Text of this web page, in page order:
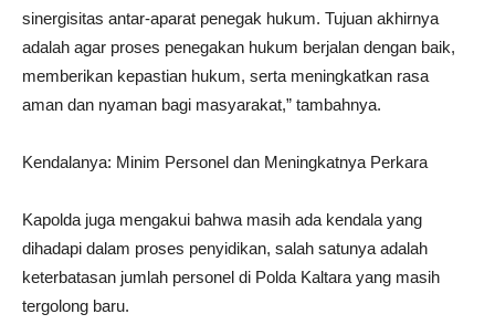
sinergisitas antar-aparat penegak hukum. Tujuan akhirnya
adalah agar proses penegakan hukum berjalan dengan baik,
memberikan kepastian hukum, serta meningkatkan rasa
aman dan nyaman bagi masyarakat,” tambahnya.
Kendalanya: Minim Personel dan Meningkatnya Perkara
Kapolda juga mengakui bahwa masih ada kendala yang
dihadapi dalam proses penyidikan, salah satunya adalah
keterbatasan jumlah personel di Polda Kaltara yang masih
tergolong baru.